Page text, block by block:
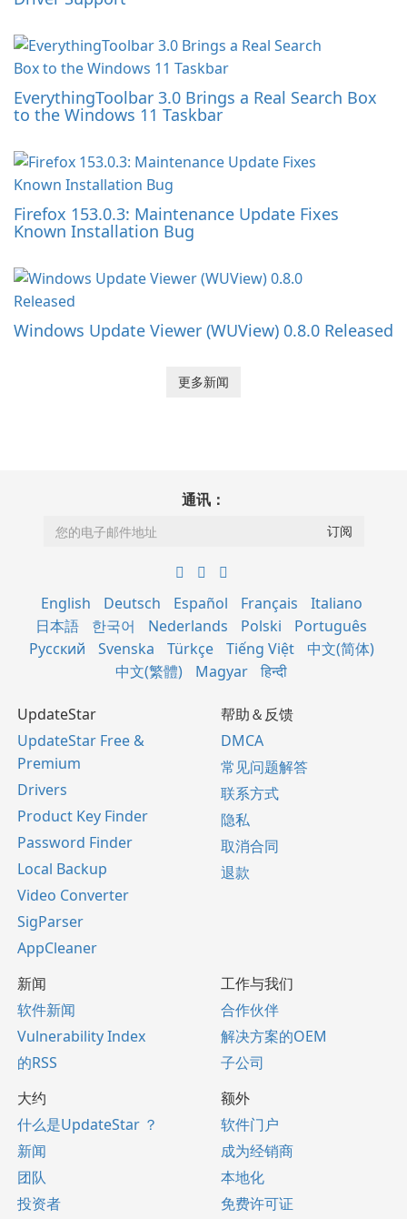
EverythingToolbar 3.0 Brings a Real Search Box
to the Windows 11 Taskbar
Firefox 153.0.3: Maintenance Update Fixes
Known Installation Bug
Windows Update Viewer (WUView) 0.8.0 Released
更多新闻
通讯：
English Deutsch Español Français
Italiano
日本語
한국어 Nederlands Polski
Português
Русский
Svenska Türkçe Tiếng Việt
中文(简体)
中文(繁體)
Magyar हिन्दी
UpdateStar
UpdateStar Free &
Premium
Drivers
Product Key Finder
Password Finder
Local Backup
Video Converter
SigParser
AppCleaner
帮助＆反馈
DMCA
常见问题解答
联系方式
隐私
取消合同
退款
新闻
软件新闻
Vulnerability Index
的RSS
工作与我们
合作伙伴
解决方案的OEM
子公司
大约
什么是UpdateStar ？
新闻
团队
投资者
额外
软件门户
成为经销商
本地化
免费许可证